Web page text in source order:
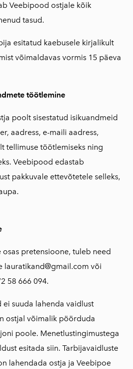
Veebipood ostjale kõik
tasud.
esitatud kaebusele kirjalikult
võimaldavas vormis 15 päeva
töötlemine
poolt sisestatud isikuandmeid
aadress, e-maili aadress,
tellimuse töötlemiseks ning
Veebipood edastab
pakkuvale ettevõtetele selleks,
pretensioone, tuleb need
lauratikand@gmail.com või
58 666 094.
suuda lahenda vaidlust
ostjal võimalik pöörduda
poole. Menetlustingimustega
esitada siin. Tarbijavaidluste
lahendada ostja ja Veebipoe